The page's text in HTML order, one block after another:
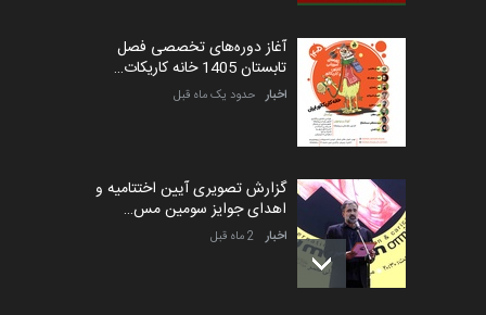
آغاز دوره‌های تخصصی فصل
تابستان 1405 خانه کاریکات…
اخبار حدود یک ماه قبل
گزارش تصویری آیین اختتامیه و
اهدای جوایز سومین مس…
اخبار 2 ماه قبل